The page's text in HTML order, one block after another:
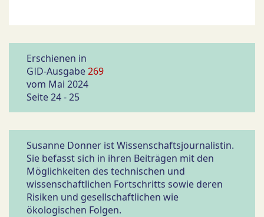
Erschienen in
GID-Ausgabe269
vom Mai 2024
Seite 24 - 25
Susanne Donner ist Wissenschaftsjournalistin.
Sie befasst sich in ihren Beiträgen mit den
Möglichkeiten des technischen und
wissenschaftlichen Fortschritts sowie deren
Risiken und gesellschaftlichen wie
ökologischen Folgen.